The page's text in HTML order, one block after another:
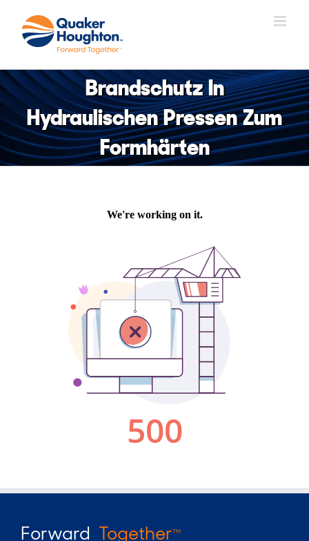
Inhalt
springen
Brandschutz In
Hydraulischen Pressen Zum
Formhärten
Forward TogetherTM